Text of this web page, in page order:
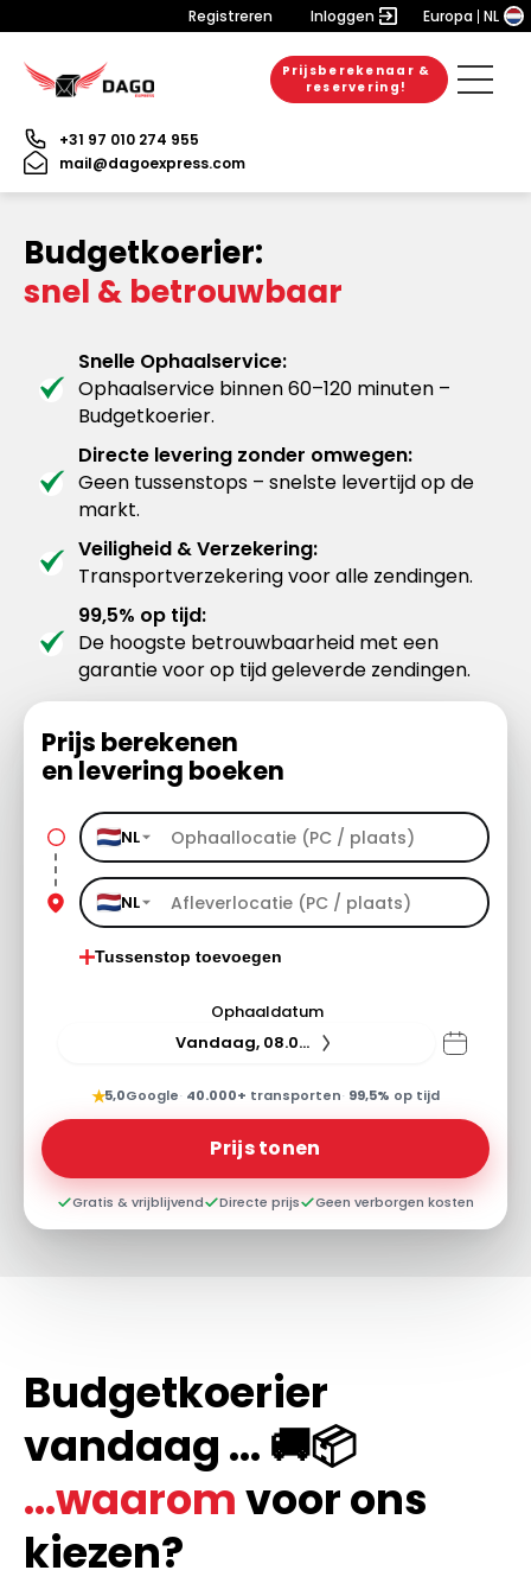
Registreren Inloggen Europa NL
Prijsberekenaar &
reservering!
+31 97 010 274 955
mail@dagoexpress.com
Budgetkoerier:
snel & betrouwbaar
Snelle Ophaalservice:
Ophaalservice binnen 60–120 minuten –
Budgetkoerier.
Directe levering zonder omwegen:
Geen tussenstops – snelste levertijd op de
markt.
Veiligheid & Verzekering:
Transportverzekering voor alle zendingen.
99,5% op tijd:
De hoogste betrouwbaarheid met een
garantie voor op tijd geleverde zendingen.
Prijs berekenen
en levering boeken
NL
NL
Tussenstop toevoegen
Ophaaldatum
Vandaag, 08.08.26
★5,0Google· 40.000+ transporten· 99,5% op tijd
Prijs tonen
Gratis & vrijblijvend Directe prijs Geen verborgen kosten
Budgetkoerier
vandaag ... 🚚📦
...waaromvoor ons
kiezen?